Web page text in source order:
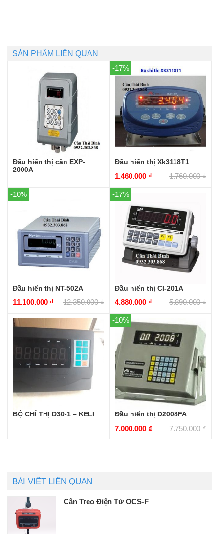
SẢN PHẨM LIÊN QUAN
Đầu hiển thị cân EXP-
2000A
-17%
Đầu hiển thị Xk3118T1
1.760.000₫
1.460.000 ₫
-10%
Đầu hiển thị NT-502A
12.350.000₫
11.100.000 ₫
-17%
Đầu hiển thị CI-201A
5.890.000₫
4.880.000 ₫
BỘ CHỈ THỊ D30-1 – KELI
-10%
Đầu hiển thị D2008FA
7.750.000₫
7.000.000 ₫
BÀI VIẾT LIÊN QUAN
Cân Treo Điện Tử OCS-F